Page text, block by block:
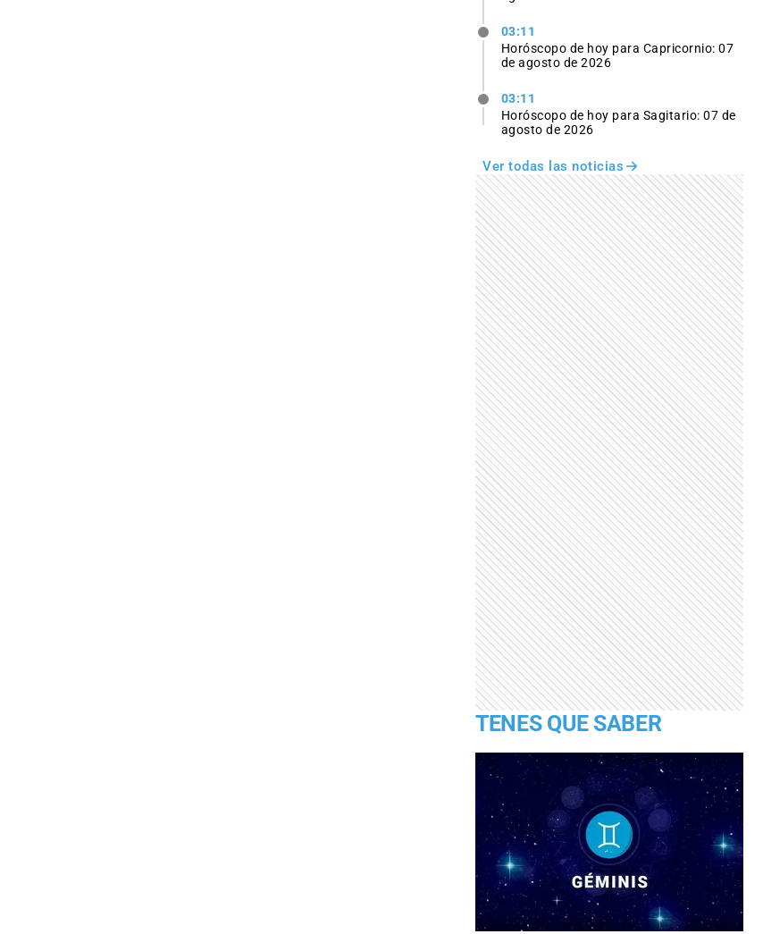
03:11
Horóscopo de hoy para Capricornio: 07
de agosto de 2026
03:11
Horóscopo de hoy para Sagitario: 07 de
agosto de 2026
Ver todas las noticias
TENES QUE SABER